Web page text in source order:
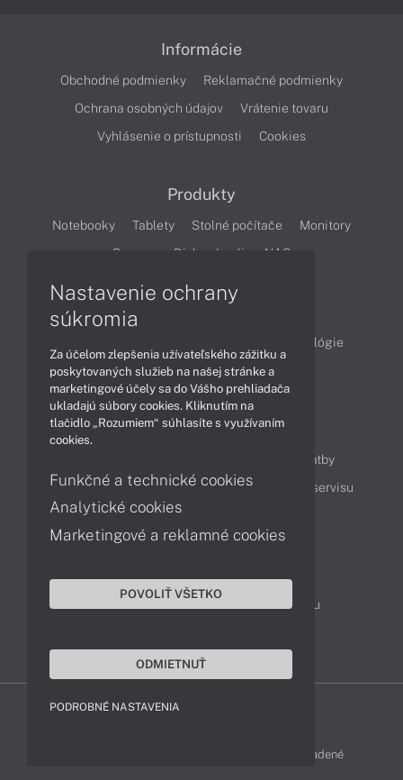
Informácie
Obchodné podmienky
Reklamačné podmienky
Ochrana osobných údajov
Vrátenie tovaru
Vyhlásenie o prístupnosti
Cookies
Produkty
Notebooky Tablety Stolné počítače
Monitory
Servery
Diskové polia a NAS
Technológie
Videá
Obsah
Možnosti doručenia a platby
Podpora a servis
Servisné služby Cenník servisu
Kontakty
043 4224 771
Obchodné oddelenie
Reklamácia tovaru
FUJITSU-SHOP © 2011 - 2026 Všetky práva vyhradené
Nastavenie ochrany
súkromia
Za účelom zlepšenia užívateľského zážitku a
poskytovaných služieb na našej stránke a
marketingové účely sa do Vášho prehliadača
ukladajú súbory cookies. Kliknutím na
tlačidlo „Rozumiem“ súhlasíte s využívaním
cookies.
Funkčné a technické cookies
Analytické cookies
Marketingové a reklamné cookies
POVOLIŤ VŠETKO
ODMIETNUŤ
PODROBNÉ NASTAVENIA